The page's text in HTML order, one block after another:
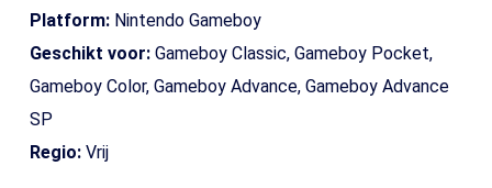
Platform:Nintendo Gameboy
Geschikt voor:Gameboy Classic, Gameboy Pocket,
Gameboy Color, Gameboy Advance, Gameboy Advance
SP
Regio:Vrij